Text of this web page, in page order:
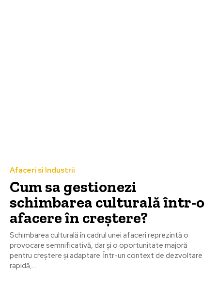
Afaceri si Industrii
Cum sa gestionezi
schimbarea culturală într-o
afacere în creștere?
Schimbarea culturală în cadrul unei afaceri reprezintă o
provocare semnificativă, dar și o oportunitate majoră
pentru creștere și adaptare. Într-un context de dezvoltare
rapidă,...